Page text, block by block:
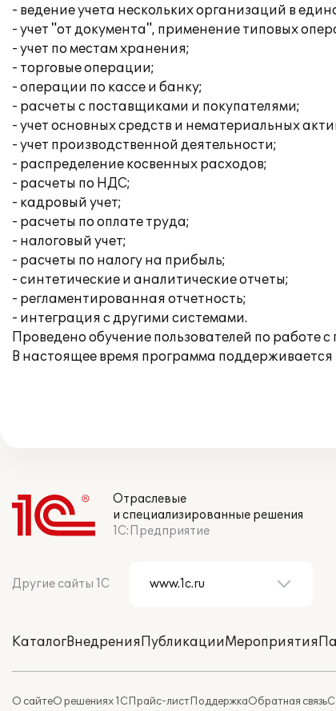
- ведение учета нескольких организаций в
- учет "от документа", применение типовых
- учет по местам хранения;
- торговые операции;
- операции по кассе и банку;
- расчеты с поставщиками и покупателями;
- учет основных средств и нематериальных
- учет производственной деятельности;
- распределение косвенных расходов;
- расчеты по НДС;
- кадровый учет;
- расчеты по оплате труда;
- налоговый учет;
- расчеты по налогу на прибыль;
- синтетические и аналитические отчеты;
- регламентированная отчетность;
- интеграция с другими системами.
Проведено обучение пользователей по работе
В настоящее время программа
Отраслевые
и специализированные решения
1С:Предприятие
Другие сайты 1С
КаталогВнедренияПубликацииМероприятия
О сайтеО решениях 1СПрайс-листПоддержкаОбратная связь